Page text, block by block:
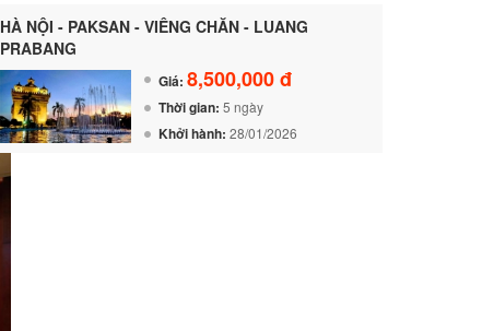
HÀ NỘI - PAKSAN - VIÊNG CHĂN - LUANG
PRABANG
Giá: 8,500,000 đ
Thời gian: 5 ngày
Khởi hành: 28/01/2026